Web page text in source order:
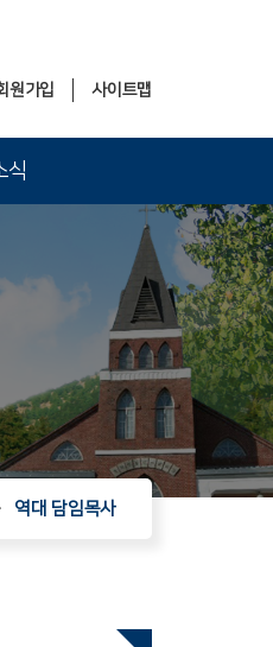
사이트맵
원가입
식
역대 담임목사